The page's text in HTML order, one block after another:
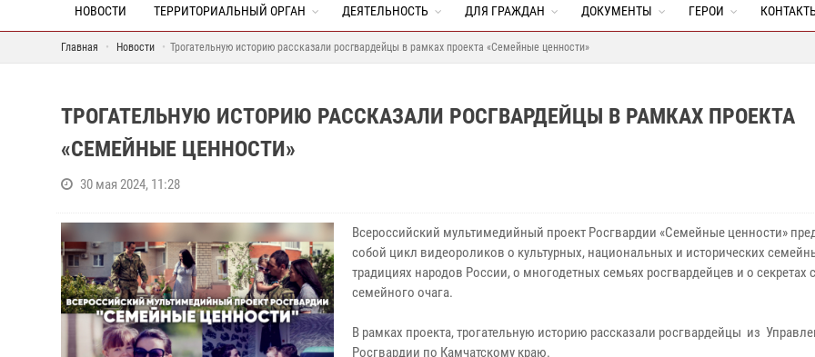
НОВОСТИ ТЕРРИТОРИАЛЬНЫЙ ОРГАН ДЕЯТЕЛЬНОСТЬ ДЛЯ ГРАЖДАН ДОКУМЕНТЫ ГЕРОИ
Главная Новости Трогательную историю рассказали росгвардейцы в рамках проекта «Семейные ценности»
ТРОГАТЕЛЬНУЮ ИСТОРИЮ РАССКАЗАЛИ РОСГВАРДЕЙЦЫ В РАМКАХ ПРОЕКТА
«СЕМЕЙНЫЕ ЦЕННОСТИ»
30 мая 2024, 11:28
Всероссийский мультимедийный проект Росгвардии «Семейные ценности»
собой цикл видеороликов о культурных, национальных и исторических
традициях народов России, о многодетных семьях росгвардейцев и о секретах
семейного очага.
В рамках проекта, трогательную историю рассказали росгвардейцы из
Росгвардии по Камчатскому краю.